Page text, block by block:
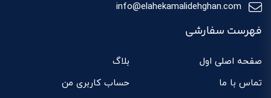
info@elahekamalidehghan.com
فهرست سفارشی
صفحه اصلی اول
بلاگ
تماس با ما
حساب کاربری من